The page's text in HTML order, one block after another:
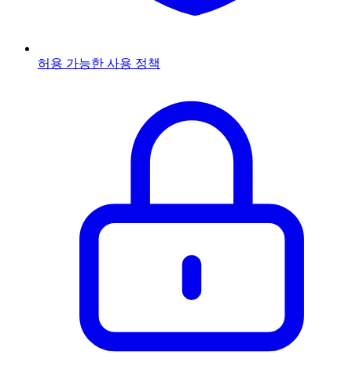
허용 가능한 사용 정책